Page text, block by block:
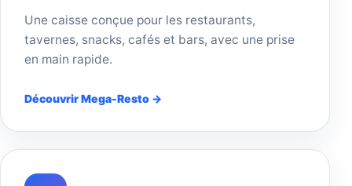
Une caisse conçue pour les restaurants,
tavernes, snacks, cafés et bars, avec une prise
en main rapide.
Découvrir Mega-Resto →